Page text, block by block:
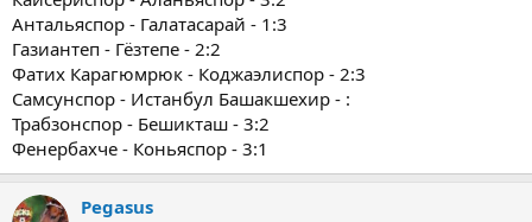
Антальяспор - Галатасарай - 1:3
Газиантеп - Гёзтепе - 2:2
Фатих Карагюмрюк - Коджаэлиспор - 2:3
Самсунспор - Истанбул Башакшехир - :
Трабзонспор - Бешикташ - 3:2
Фенербахче - Коньяспор - 3:1
Pegasus